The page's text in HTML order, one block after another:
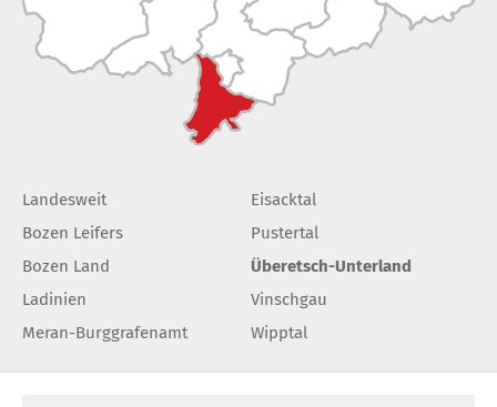
Landesweit
Bozen Leifers
Bozen Land
Ladinien
Meran-Burggrafenamt
Eisacktal
Pustertal
Überetsch-Unterland
Vinschgau
Wipptal